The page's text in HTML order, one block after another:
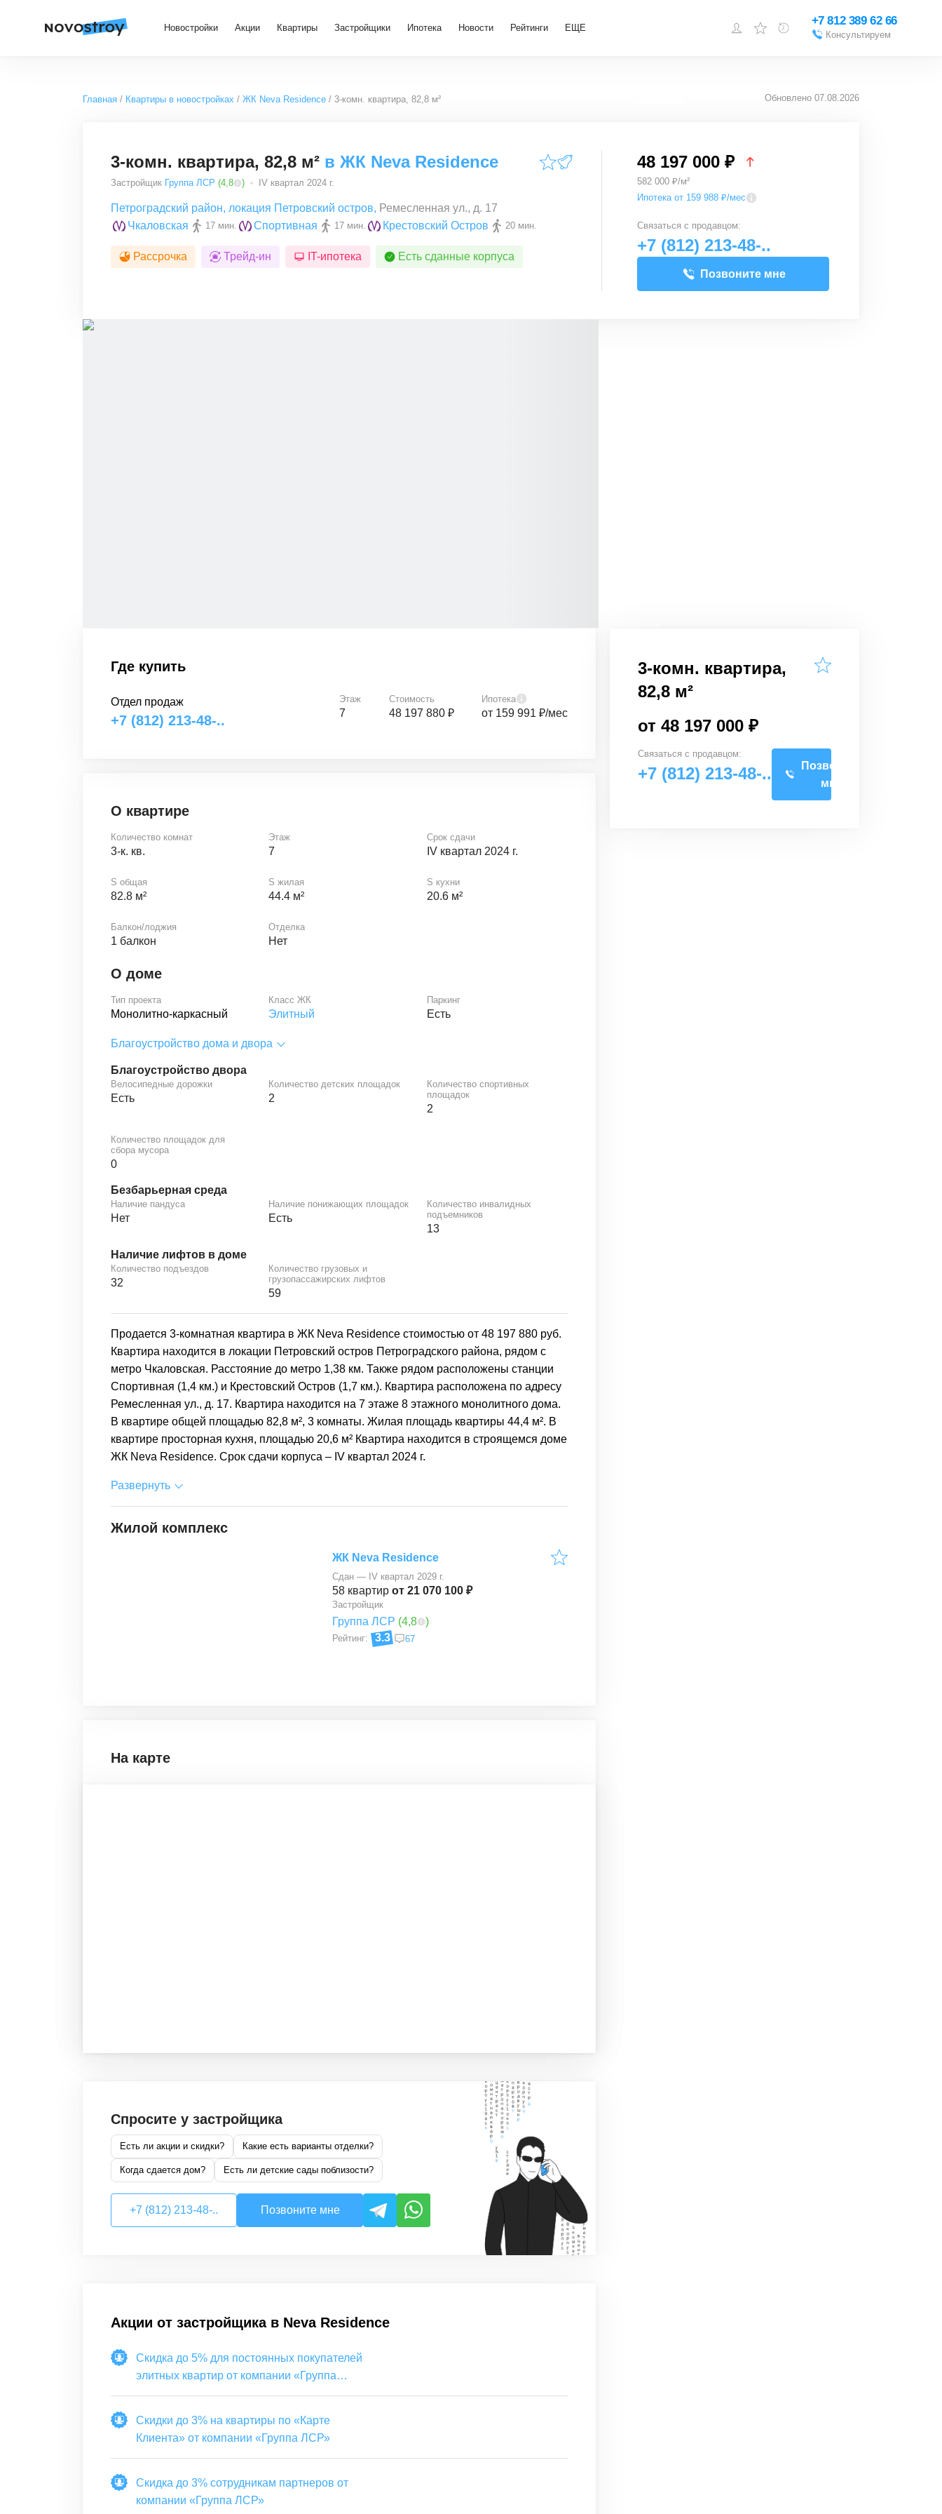
Новостройки Акции Квартиры Застройщики Ипотека Новости Рейтинги ЕЩЕ
Добавить объект
+7 812 389 62 66
Консультируем
Главная Квартиры в новостройках ЖК Neva Residence 3-комн. квартира, 82,8 м² Обновлено 07.08.2026
3-комн. квартира, 82,8 м² в ЖК Neva Residence
Застройщик Группа ЛСР (4,8 ) IV квартал 2024 г.
Петроградский район, локация Петровский остров, Ремесленная ул., д. 17
Чкаловская
17 мин. Спортивная 17 мин. Крестовский Остров 20 мин.
Рассрочка Трейд-ин IT-ипотека Есть сданные корпуса
48 197 000 ₽
582 000 ₽/м²
Ипотека от 159 988 ₽/мес
Связаться с продавцом:
+7 (812) 213-48-..
Позвоните мне
Где купить
Отдел продаж
+7 (812) 213-48-..
Этаж
7
Стоимость
48 197 880 ₽
Ипотека
от 159 991 ₽/мес
О квартире
Количество комнат
3-к. кв.
Этаж
7
Срок сдачи
IV квартал 2024 г.
S общая
82.8 м²
S жилая
44.4 м²
S кухни
20.6 м²
Балкон/лоджия
1 балкон
Отделка
Нет
О доме
Тип проекта
Монолитно-каркасный
Класс ЖК
Элитный
Паркинг
Есть
Благоустройство дома и двора
Благоустройство двора
Велосипедные дорожки
Есть
Количество детских площадок
2
Количество спортивных
площадок
2
Количество площадок для
сбора мусора
0
Безбарьерная среда
Наличие пандуса
Нет
Наличие понижающих площадок
Есть
Количество инвалидных
подъемников
13
Наличие лифтов в доме
Количество подъездов
32
Количество грузовых и
грузопассажирских лифтов
59
Продается 3-комнатная квартира в ЖК Neva Residence стоимостью от 48 197 880 руб.
Квартира находится в локации Петровский остров Петроградского района, рядом с
метро Чкаловская. Расстояние до метро 1,38 км. Также рядом расположены станции
Спортивная (1,4 км.) и Крестовский Остров (1,7 км.). Квартира расположена по адресу
Ремесленная ул., д. 17. Квартира находится на 7 этаже 8 этажного монолитного дома.
В квартире общей площадью 82,8 м², 3 комнаты. Жилая площадь квартиры 44,4 м². В
квартире просторная кухня, площадью 20,6 м² Квартира находится в строящемся доме
ЖК Neva Residence. Срок сдачи корпуса – IV квартал 2024 г.
Развернуть
Жилой комплекс
ЖК Neva Residence
Сдан — IV квартал 2029 г.
58 квартир от 21 070 100 ₽
Застройщик
Группа ЛСР (4,8 )
Рейтинг: 3.3 67
На карте
Спросите у застройщика
Есть ли акции и скидки? Какие есть варианты отделки?
Когда сдается дом? Есть ли детские сады поблизости?
+7 (812) 213-48-.. Позвоните мне
Акции от застройщика в Neva Residence
Скидка до 5% для постоянных покупателей
элитных квартир от компании «Группа
ЛСР»
Скидки до 3% на квартиры по «Карте
Клиента» от компании «Группа ЛСР»
Скидка до 3% сотрудникам партнеров от
компании «Группа ЛСР»
3-комн. квартира,
82,8 м²
от 48 197 000 ₽
Связаться с продавцом:
+7 (812) 213-48-..
Позвоните
мне